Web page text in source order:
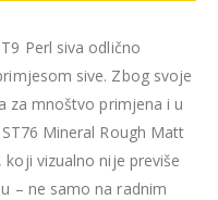
Perl siva odlično
sive. Zbog svoje
za mnoštvo primjena i u
Mineral Rough Matt
vizualno nije previše
– ne samo na radnim